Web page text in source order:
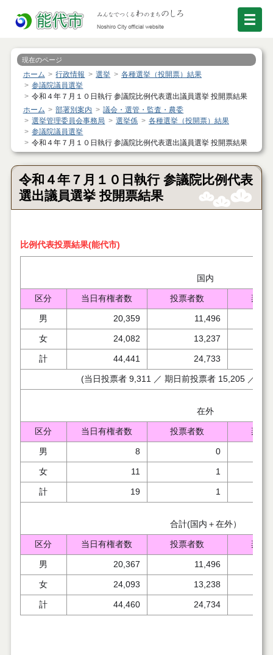
現在のページ
ホーム 行政情報 選挙
各種選挙（投開票）結果
参議院議員選挙
令和４年７月１０日執行 参議院比例代表選出議員選挙 投開票結果
ホーム
部署別案内
議会・選管・監査・農委
選挙管理委員会事務局
選挙係
各種選挙（投開票）結果
参議院議員選挙
令和４年７月１０日執行 参議院比例代表選出議員選挙 投開票結果
令和４年７月１０日執行 参議院比例代表
選出議員選挙 投開票結果
比例代表投票結果(能代市)
国内
区分 当日有権者数 投票者数 棄権
男 20,359 11,496
女 24,082 13,237
計 44,441 24,733
(当日投票者 9,311 ／ 期日前投票者 15,205 ／ 不
在外
区分 当日有権者数 投票者数 棄権
男 8 0
女 11 1
計 19 1
合計(国内＋在外）
区分 当日有権者数 投票者数 棄権
男 20,367 11,496
女 24,093 13,238
計 44,460 24,734